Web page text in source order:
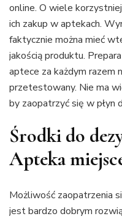
online. O wiele
ich zakup w aptekach.
faktycznie można mieć
jakością produktu.
aptece za każdym razem
przetestowany. Nie ma
by zaopatrzyć się w płyn
Środki do
Apteka
Możliwość zaopatrzenia
jest bardzo dobrym